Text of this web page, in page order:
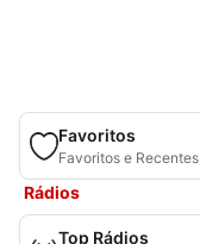
Favoritos
Favoritos e Recentes
Rádios
Top Rádios